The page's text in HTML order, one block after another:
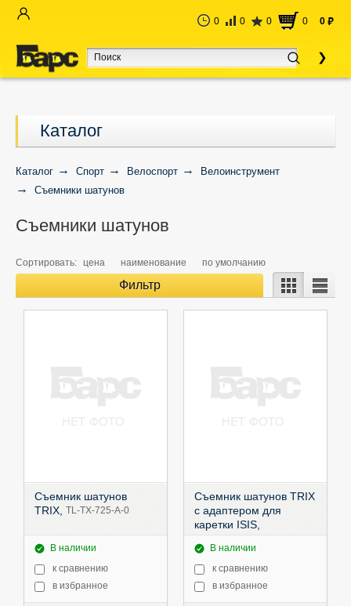
0 0 0 0 0 руб
Каталог
Каталог Спорт Велоспорт
Велоинструмент
Съемники шатунов
Съемники шатунов
Сортировать: цена наименование по умолчанию
Фильтр
Съемник шатунов
TRIX, TL-TX-725-A-0
В наличии
к сравнению
в избранное
Съемник шатунов TRIX
с адаптером для
каретки ISIS,
В наличии
к сравнению
в избранное